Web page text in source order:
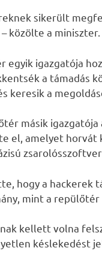
sikerült
közölte a miniszter.
egyik igazgatója
a támadás
keresik a
másik
el, amelyet horvát
hogy a hackerek
mint a
kellett volna
késlekedést